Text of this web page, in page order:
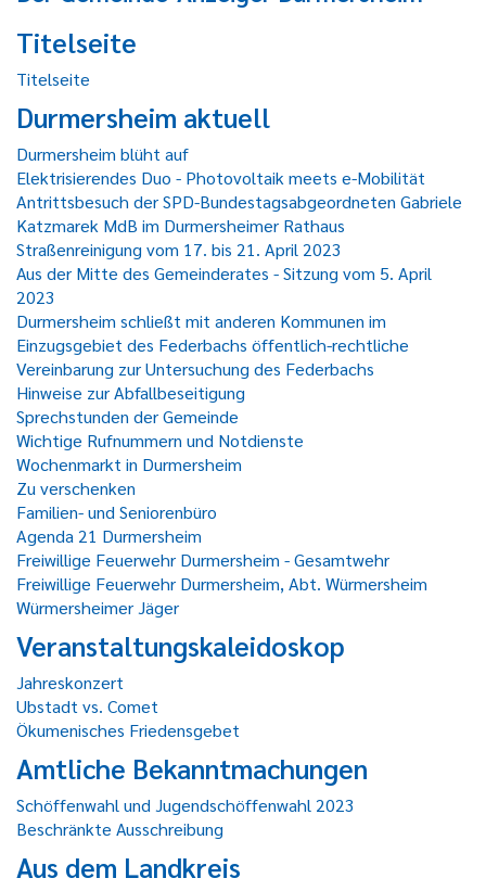
Titelseite
Titelseite
Durmersheim aktuell
Durmersheim blüht auf
Elektrisierendes Duo - Photovoltaik meets e-Mobilität
Antrittsbesuch der SPD-Bundestagsabgeordneten Gabriele
Katzmarek MdB im Durmersheimer Rathaus
Straßenreinigung vom 17. bis 21. April 2023
Aus der Mitte des Gemeinderates - Sitzung vom 5. April
2023
Durmersheim schließt mit anderen Kommunen im
Einzugsgebiet des Federbachs öffentlich-rechtliche
Vereinbarung zur Untersuchung des Federbachs
Hinweise zur Abfallbeseitigung
Sprechstunden der Gemeinde
Wichtige Rufnummern und Notdienste
Wochenmarkt in Durmersheim
Zu verschenken
Familien- und Seniorenbüro
Agenda 21 Durmersheim
Freiwillige Feuerwehr Durmersheim - Gesamtwehr
Freiwillige Feuerwehr Durmersheim, Abt. Würmersheim
Würmersheimer Jäger
Veranstaltungskaleidoskop
Jahreskonzert
Ubstadt vs. Comet
Ökumenisches Friedensgebet
Amtliche Bekanntmachungen
Schöffenwahl und Jugendschöffenwahl 2023
Beschränkte Ausschreibung
Aus dem Landkreis